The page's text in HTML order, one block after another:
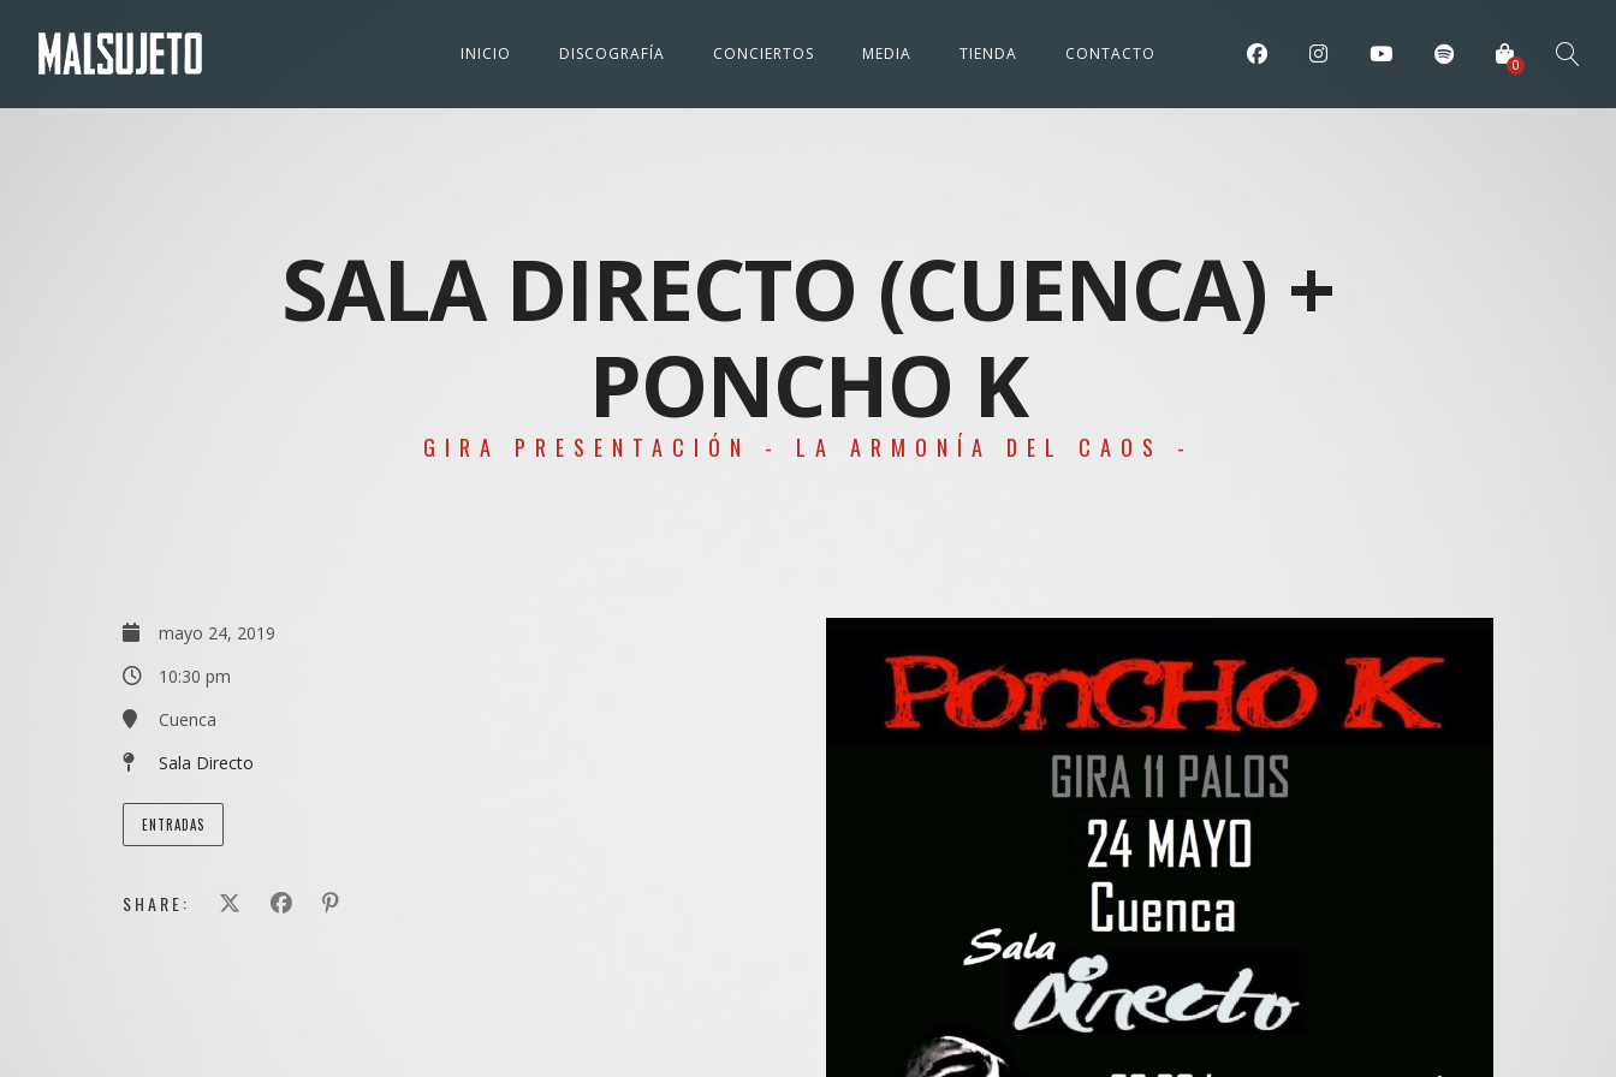
0
INICIO DISCOGRAFÍA CONCIERTOS MEDIA TIENDA CONTACTO
SALA DIRECTO (CUENCA) +
PONCHO K
GIRA PRESENTACIÓN - LA ARMONÍA DEL CAOS -
mayo 24, 2019
10:30 pm
Cuenca
Sala Directo
ENTRADAS
SHARE: